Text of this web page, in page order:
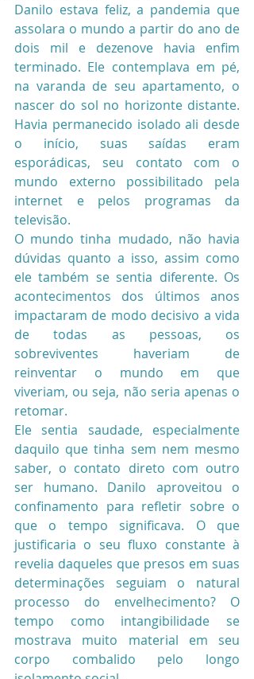
Danilo estava feliz, a pandemia que
assolara o mundo a partir do ano de
dois mil e dezenove havia enfim
terminado. Ele contemplava em pé,
na varanda de seu apartamento, o
nascer do sol no horizonte distante.
Havia permanecido isolado ali desde
o início, suas saídas eram
esporádicas, seu contato com o
mundo externo possibilitado pela
internet e pelos programas da
televisão.
O mundo tinha mudado, não havia
dúvidas quanto a isso, assim como
ele também se sentia diferente. Os
acontecimentos dos últimos anos
impactaram de modo decisivo a vida
de todas as pessoas, os
sobreviventes haveriam de
reinventar o mundo em que
viveriam, ou seja, não seria apenas o
retomar.
Ele sentia saudade, especialmente
daquilo que tinha sem nem mesmo
saber, o contato direto com outro
ser humano. Danilo aproveitou o
confinamento para refletir sobre o
que o tempo significava. O que
justificaria o seu fluxo constante à
revelia daqueles que presos em suas
determinações seguiam o natural
processo do envelhecimento? O
tempo como intangibilidade se
mostrava muito material em seu
corpo combalido pelo longo